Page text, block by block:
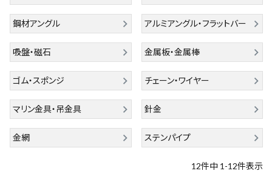
電動工具
エアー工具・機械工具
先端工具
作業工具・大工道具
鋼材アングル アルミアングル・フラットバー
吸盤・磁石 金属板・金属棒
ゴム・スポンジ チェーン・ワイヤー
マリン金具・吊金具 針金
金網 ステンパイプ
12件中 1 -12件表示